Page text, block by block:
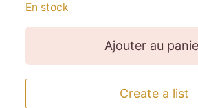
En stock
Ajouter au
Create a list